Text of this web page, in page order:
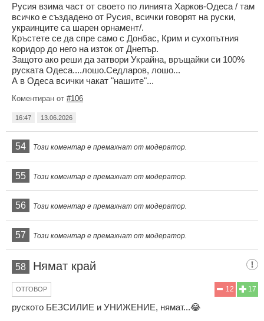
Русия взима част от своето по линията Харков-Одеса / там
всичко е създадено от Русия, всички говорят на руски,
украинците са шарен орнамент/.
Кръстете се да спре само с Донбас, Крим и сухопътния
коридор до него на изток от Днепър.
Защото ако реши да затвори Украйна, връщайки си 100%
руската Одеса....лошо.Седларов, лошо...
А в Одеса всички чакат "нашите"...
Коментиран от #106
16:47 13.06.2026
54 Този коментар е премахнат от модератор.
55 Този коментар е премахнат от модератор.
56 Този коментар е премахнат от модератор.
57 Този коментар е премахнат от модератор.
58 Нямат край
17
12
ОТГОВОР
руското БЕЗСИЛИЕ и УНИЖЕНИЕ, нямат...😂